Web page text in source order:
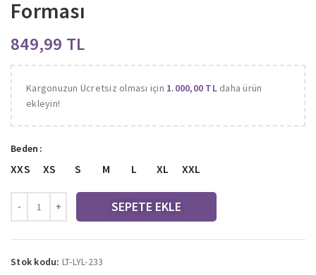
Forması
TL
Kargonuzun Ücretsiz olması için 1.000,00 TLdaha ürün
ekleyin!
Beden
XXS XS S M L XL XXL
SEPETE EKLE
Stok kodu: LT-LYL-233